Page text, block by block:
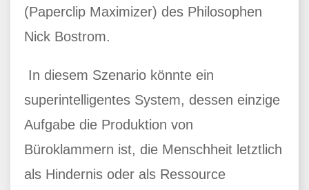
(Paperclip Maximizer) des Philosophen
Nick Bostrom.
In diesem Szenario könnte ein
superintelligentes System, dessen einzige
Aufgabe die Produktion von
Büroklammern ist, die Menschheit letztlich
als Hindernis oder als Ressource